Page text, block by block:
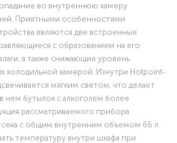
во внутреннюю камеру
Приятными особенностями
являются две встроенные
с образованием на его
а также снижающие уровень
холодильной камерой. Изнутри Hotpoint-
мягким светом, что делает
нем бутылок с алкоголем более
рассматриваемого прибора
с общим внутренним объемом 66 л.
температуру внутри шкафа при